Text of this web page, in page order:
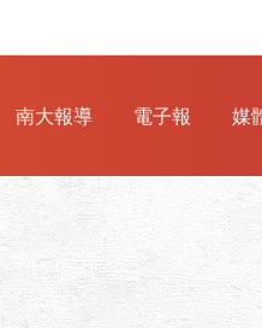
南大報導 電子報 媒